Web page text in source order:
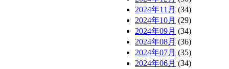
2024年11月 (34)
2024年10月 (29)
2024年09月 (34)
2024年08月 (36)
2024年07月 (35)
2024年06月 (34)